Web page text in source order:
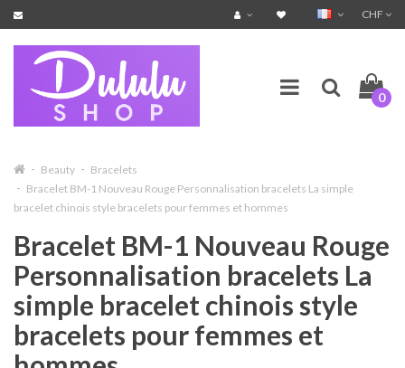
CHF
0
Beauty
Bracelets
Bracelet BM-1 Nouveau Rouge Personnalisation bracelets La simple
bracelet chinois style bracelets pour femmes et hommes
Bracelet BM-1 Nouveau Rouge
Personnalisation bracelets La
simple bracelet chinois style
bracelets pour femmes et